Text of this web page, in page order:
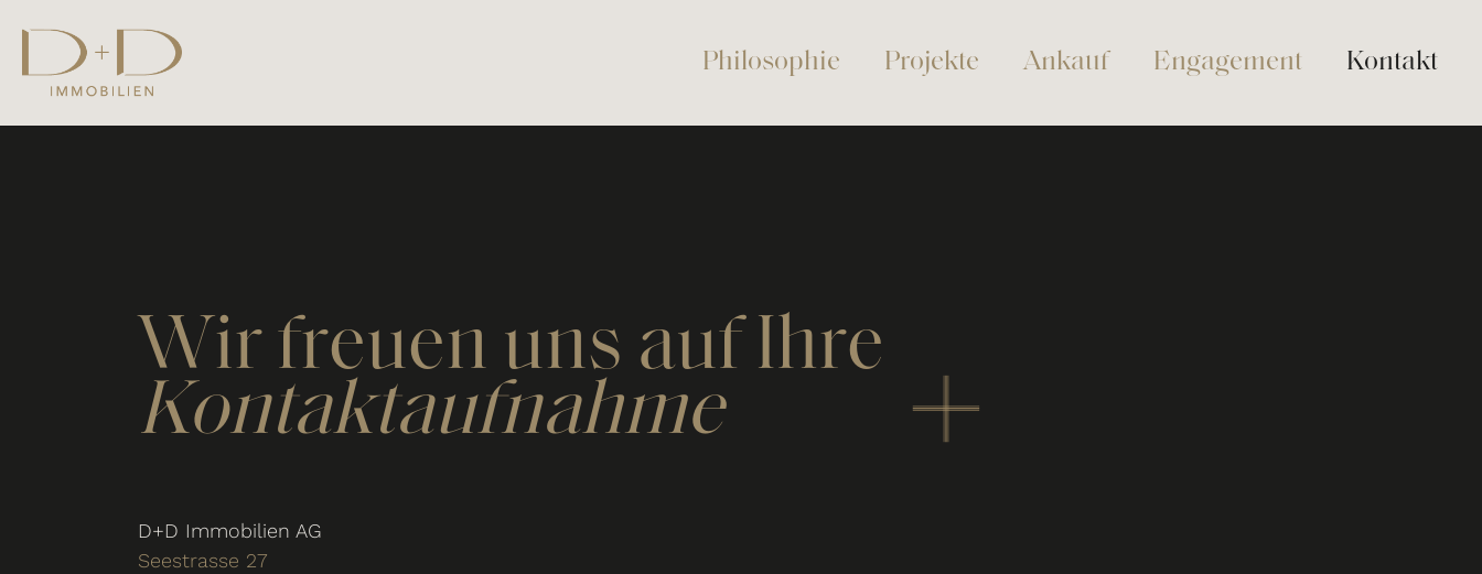
Philosophie Projekte Ankauf Engagement Kontakt
Wir freuen uns auf Ihre
Kontaktaufnahme
D+D Immobilien AG
Seestrasse 27